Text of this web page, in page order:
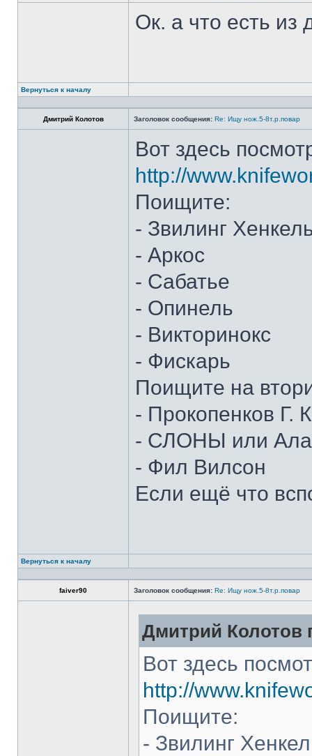
Ок. а что есть из
Вернуться к началу
Дмитрий Колотов Заголовок сообщения: Re: Ищу нож.5-8т.р.повар
Вот здесь
http://
Поищите:
- Звилинг
- Аркос
- Сабатье
- Опинель
- Викторинокс
- Фискарь
Поищите на
- Прокопенков Г.
- СЛОНЫ или
- Фил Вилсон
Если ещё что
Вернуться к началу
faiver90 Заголовок сообщения: Re: Ищу нож.5-8т.р.повар
Дмитрий Колотов
Вот здесь
http://
Поищите:
- Звилинг